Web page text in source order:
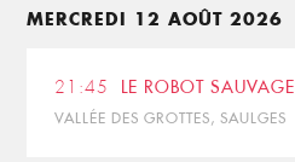
MERCREDI 12 AOÛT 2026
21:45 LE ROBOT SAUVAGE
VALLÉE DES GROTTES, SAULGES